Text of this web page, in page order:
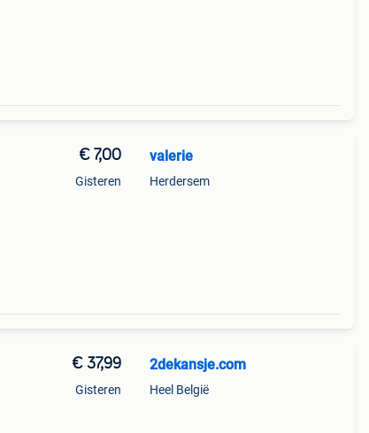
€ 7,00
Gisteren
valerie
Herdersem
€ 37,99
Gisteren
2dekansje.com
Heel België